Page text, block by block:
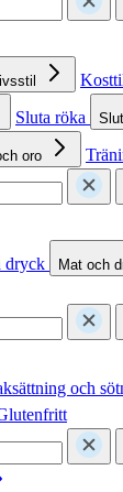
Sluta röka
oro
dryck Mat och
och